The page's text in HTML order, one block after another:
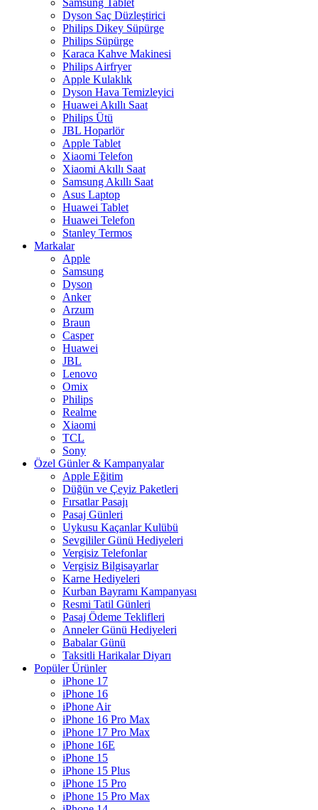
Samsung Tablet
Dyson Saç Düzleştirici
Philips Dikey Süpürge
Philips Süpürge
Karaca Kahve Makinesi
Philips Airfryer
Apple Kulaklık
Dyson Hava Temizleyici
Huawei Akıllı Saat
Philips Ütü
JBL Hoparlör
Apple Tablet
Xiaomi Telefon
Xiaomi Akıllı Saat
Samsung Akıllı Saat
Asus Laptop
Huawei Tablet
Huawei Telefon
Stanley Termos
Markalar
Apple
Samsung
Dyson
Anker
Arzum
Braun
Casper
Huawei
JBL
Lenovo
Omix
Philips
Realme
Xiaomi
TCL
Sony
Özel Günler & Kampanyalar
Apple Eğitim
Düğün ve Çeyiz Paketleri
Fırsatlar Pasajı
Pasaj Günleri
Uykusu Kaçanlar Kulübü
Sevgililer Günü Hediyeleri
Vergisiz Telefonlar
Vergisiz Bilgisayarlar
Karne Hediyeleri
Kurban Bayramı Kampanyası
Resmi Tatil Günleri
Pasaj Ödeme Teklifleri
Anneler Günü Hediyeleri
Babalar Günü
Taksitli Harikalar Diyarı
Popüler Ürünler
iPhone 17
iPhone 16
iPhone Air
iPhone 16 Pro Max
iPhone 17 Pro Max
iPhone 16E
iPhone 15
iPhone 15 Plus
iPhone 15 Pro
iPhone 15 Pro Max